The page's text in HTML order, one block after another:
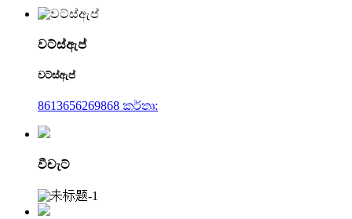
වට්ස්ඇප්
වට්ස්ඇප්
8613656269868 කර්තෘ:
වීචැට්